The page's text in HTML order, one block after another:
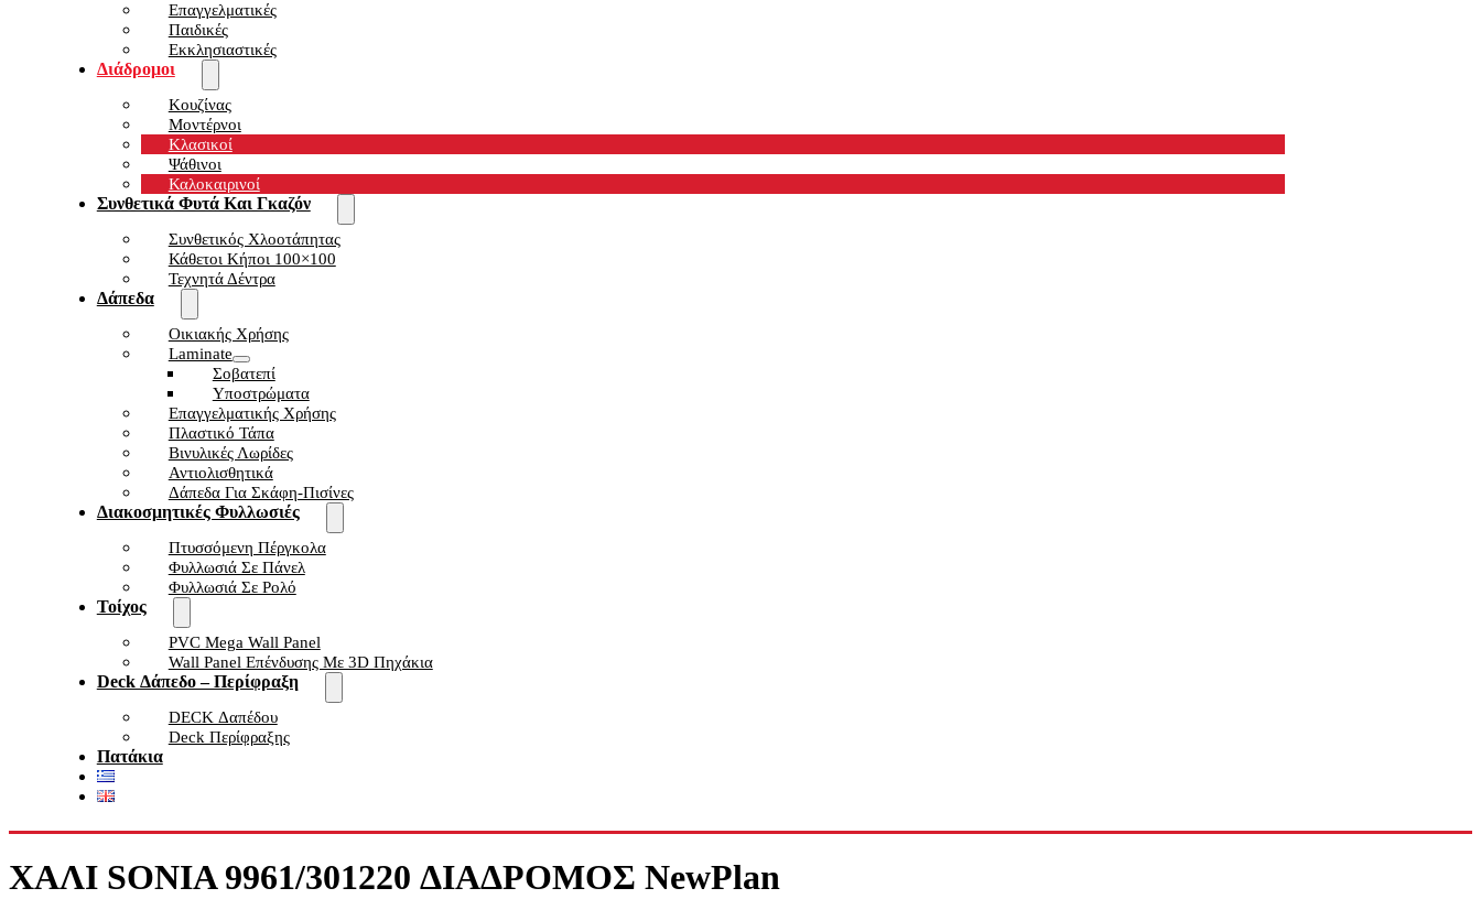
Επαγγελματικές
Παιδικές
Εκκλησιαστικές
Διάδρομοι
Κουζίνας
Μοντέρνοι
Κλασικοί
Ψάθινοι
Καλοκαιρινοί
Συνθετικά Φυτά Και Γκαζόν
Συνθετικός Χλοοτάπητας
Κάθετοι Κήποι 100×100
Τεχνητά Δέντρα
Δάπεδα
Οικιακής Χρήσης
Laminate
Σοβατεπί
Υποστρώματα
Επαγγελματικής Χρήσης
Πλαστικό Τάπα
Βινυλικές Λωρίδες
Αντιολισθητικά
Δάπεδα Για Σκάφη-Πισίνες
Διακοσμητικές Φυλλωσιές
Πτυσσόμενη Πέργκολα
Φυλλωσιά Σε Πάνελ
Φυλλωσιά Σε Ρολό
Τοίχος
PVC Mega Wall Panel
Wall Panel Επένδυσης Με 3D Πηχάκια
Deck Δάπεδο – Περίφραξη
DECK Δαπέδου
Deck Περίφραξης
Πατάκια
ΧΑΛΙ SONIA 9961/301220 ΔΙΑΔΡΟΜΟΣ NewPlan